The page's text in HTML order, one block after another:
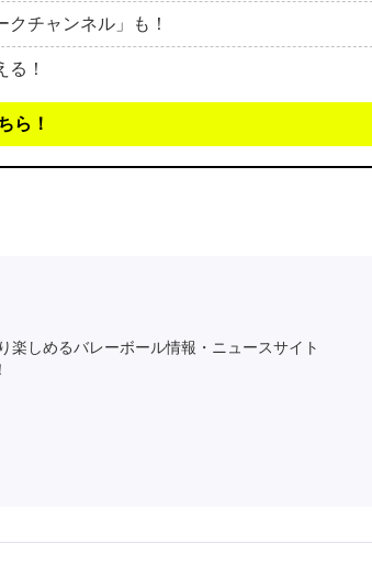
チャンネル」も！
る！
ら！
楽しめるバレーボール情報・ニュースサイト